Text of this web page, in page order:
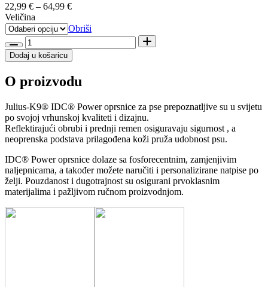
22,99 € – 64,99 €Raspon
od
22,99 €
do
64,99 €
Veličina
Obriši
Julius-
K9®
IDC®
oprsnica
količina
Dodaj u košaricu
O proizvodu
Julius-K9® IDC® Power oprsnice za pse prepoznatljive su u svijetu
po svojoj vrhunskoj kvaliteti i dizajnu.
Reflektirajući obrubi i prednji remen osiguravaju sigurnost , a
neoprenska podstava prilagođena koži pruža udobnost psu.
IDC® Power oprsnice dolaze sa fosforecentnim, zamjenjivim
naljepnicama, a također možete naručiti i personalizirane natpise po
želji. Pouzdanost i dugotrajnost su osigurani prvoklasnim
materijalima i pažljivom ručnom proizvodnjom.